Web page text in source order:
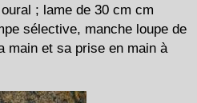
; lame de 30 cm cm
sélective, manche loupe de
main et sa prise en main à